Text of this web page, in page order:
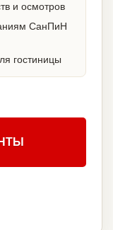
и осмотров
СанПиН
гостиницы